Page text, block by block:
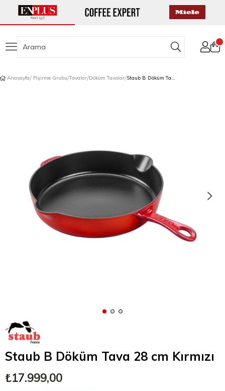
Anasayfa Pişirme Grubu Tavalar Döküm Tavalar Staub B Döküm Tava 28 cm Kırmızı
Staub B Döküm Tava 28 cm Kırmızı
₺17.999,00